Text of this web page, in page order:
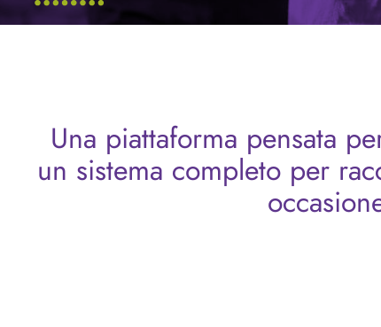
Una piattaforma pensata
un sistema completo per